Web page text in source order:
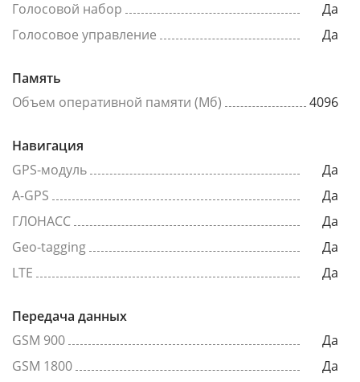
Голосовой набор
Да
Голосовое управление
Да
Память
Объем оперативной памяти (Мб)
4096
Навигация
GPS-модуль
Да
A-GPS
Да
ГЛОНАСС
Да
Geo-tagging
Да
LTE
Да
Передача данных
GSM 900
Да
GSM 1800
Да